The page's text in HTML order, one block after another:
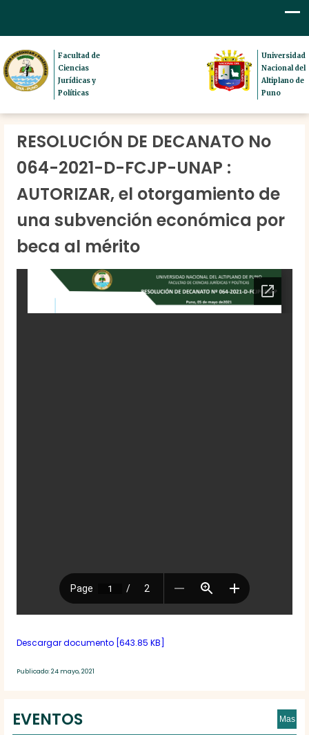
Facultad de
Ciencias
Jurídicas y
Políticas
Universidad
Nacional del
Altiplano de
Puno
RESOLUCIÓN DE DECANATO No
064-2021-D-FCJP-UNAP :
AUTORIZAR, el otorgamiento de
una subvención económica por
beca al mérito
Descargar documento [643.85 KB]
Publicado: 24 mayo, 2021
EVENTOS Mas